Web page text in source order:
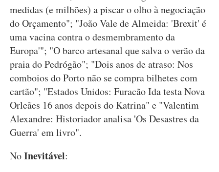
medidas (e milhões) a piscar o olho à negociação
do Orçamento"; "João Vale de Almeida: 'Brexit' é
uma vacina contra o desmembramento da
Europa'"; "O barco artesanal que salva o verão da
praia do Pedrógão"; "Dois anos de atraso: Nos
comboios do Porto não se compra bilhetes com
cartão"; "Estados Unidos: Furacão Ida testa Nova
Orleães 16 anos depois do Katrina" e "Valentim
Alexandre: Historiador analisa 'Os Desastres da
Guerra' em livro".
NoInevitável: